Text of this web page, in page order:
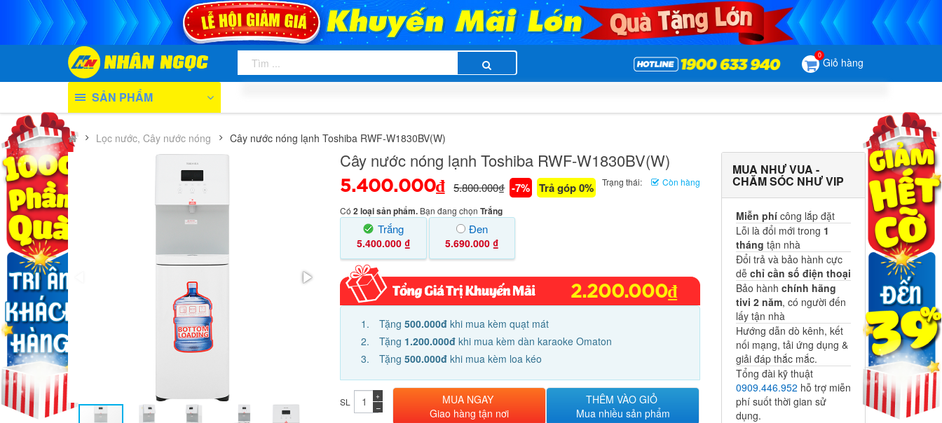
Giỏ hàng
0
SẢN PHẨM
Lọc nước, Cây nước nóng Cây nước nóng lạnh Toshiba RWF-W1830BV(W)
Cây nước nóng lạnh Toshiba RWF-W1830BV(W)
5.400.000₫ 5.800.000₫ -7% Trả góp 0% Trạng thái: Còn hàng
Có2 loại sản phẩm. Bạn đang chọnTrắng
Trắng
5.400.000 ₫
Đen
5.690.000 ₫
2.200.000₫
Tặng500.000đ khi mua kèm quạt mát
Tặng 1.200.000đkhi mua kèm dàn karaoke Omaton
Tặng500.000đ khi mua kèm loa kéo
SL −
+
MUA NGAY
Giao hàng tận nơi
THÊM VÀO GIỎ
Mua nhiều sản phẩm
MUA NHƯ VUA -
CHĂM SÓC NHƯ VIP
Miễn phí công lắp đặt
Lỗi là đổi mới trong 1
tháng tận nhà
Đổi trả và bảo hành cực
dễchỉ cần số điện thoại
Bảo hànhchính hãng
tivi 2 năm, có người đến
lấy tận nhà
Hướng dẫn dò kênh, kết
nối mạng, tải ứng dụng &
giải đáp thắc mắc.
Tổng đài kỹ thuật
0909.446.952 hỗ trợ miễn
phí suốt thời gian sử
dụng.